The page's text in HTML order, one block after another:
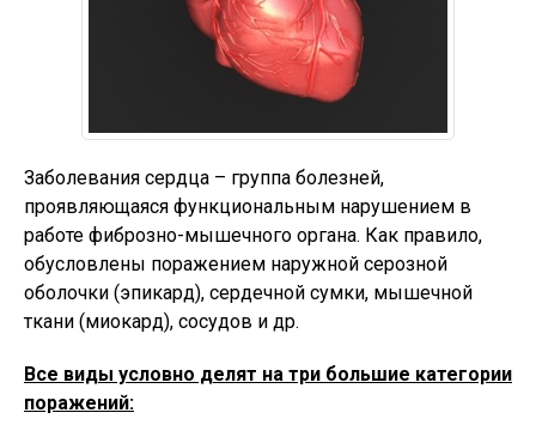
Заболевания сердца – группа болезней,
проявляющаяся функциональным нарушением в
работе фиброзно-мышечного органа. Как правило,
обусловлены поражением наружной серозной
оболочки (эпикард), сердечной сумки, мышечной
ткани (миокард), сосудов и др.
Все виды условно делят на три большие категории
поражений: